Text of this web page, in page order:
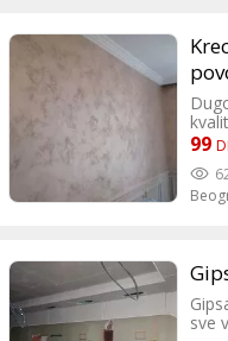
ćete
99
sve